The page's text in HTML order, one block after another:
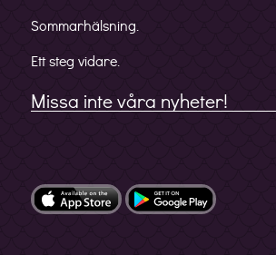
Sommarhälsning.
Ett steg vidare.
Missa inte våra nyheter!